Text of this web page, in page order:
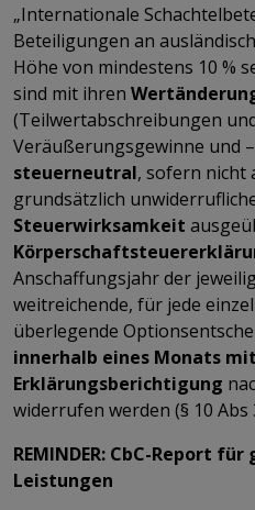
„Internationale
Beteiligungen an
Höhe von mindestens 10 %
sind mit ihren
(Teilwertabschreibungen
Veräußerungsgewinne und
steuerneutral, sofern nicht
grundsätzlich
Steuerwirksamkeit
Anschaffungsjahr der
weitreichende, für jede
überlegende
innerhalb eines Monats
Erklärungsberichtigung
widerrufen werden (§ 10 Abs
REMINDER: CbC-Report
Leistungen